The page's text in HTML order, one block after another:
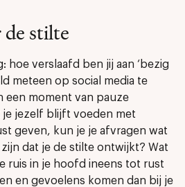
stilte
hoe verslaafd ben jij aan ‘bezig
meteen op social media te
een moment van pauze
je jezelf blijft voeden met
geven, kun je je afvragen wat
dat je de stilte ontwijkt? Wat
ruis in je hoofd ineens tot rust
en gevoelens komen dan bij je